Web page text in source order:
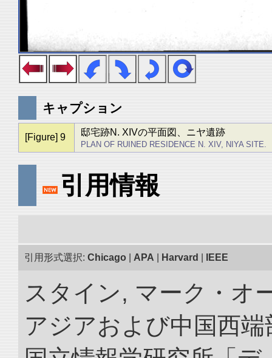
キャプション
[Figure] 9 邸宅跡N. XIVの平面図、ニヤ遺跡
PLAN OF RUINED RESIDENCE N. XIV, NIYA SITE.
引用情報
引用形式選択: Chicago APA Harvard IEEE
スタイン, マーク・オ
アジアおよび中国西